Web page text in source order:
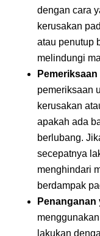
dengan cara
kerusakan
atau penutup
melindungi
pemeriksaan
kerusakan
apakah ada
berlubang.
secepatnya
menghindari
berdampak
Penanganan
lakukan